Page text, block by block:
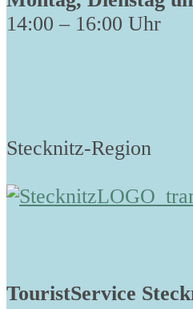
14:00 – 16:00 Uhr
Stecknitz-Region
TouristService